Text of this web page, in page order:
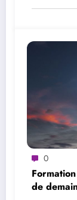
d’analyse
0
de